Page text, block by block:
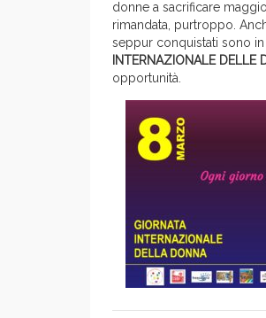
donne a sacrificare
rimandata, purtroppo.
seppur conquistati sono
INTERNAZIONALE DELLE
opportunità.